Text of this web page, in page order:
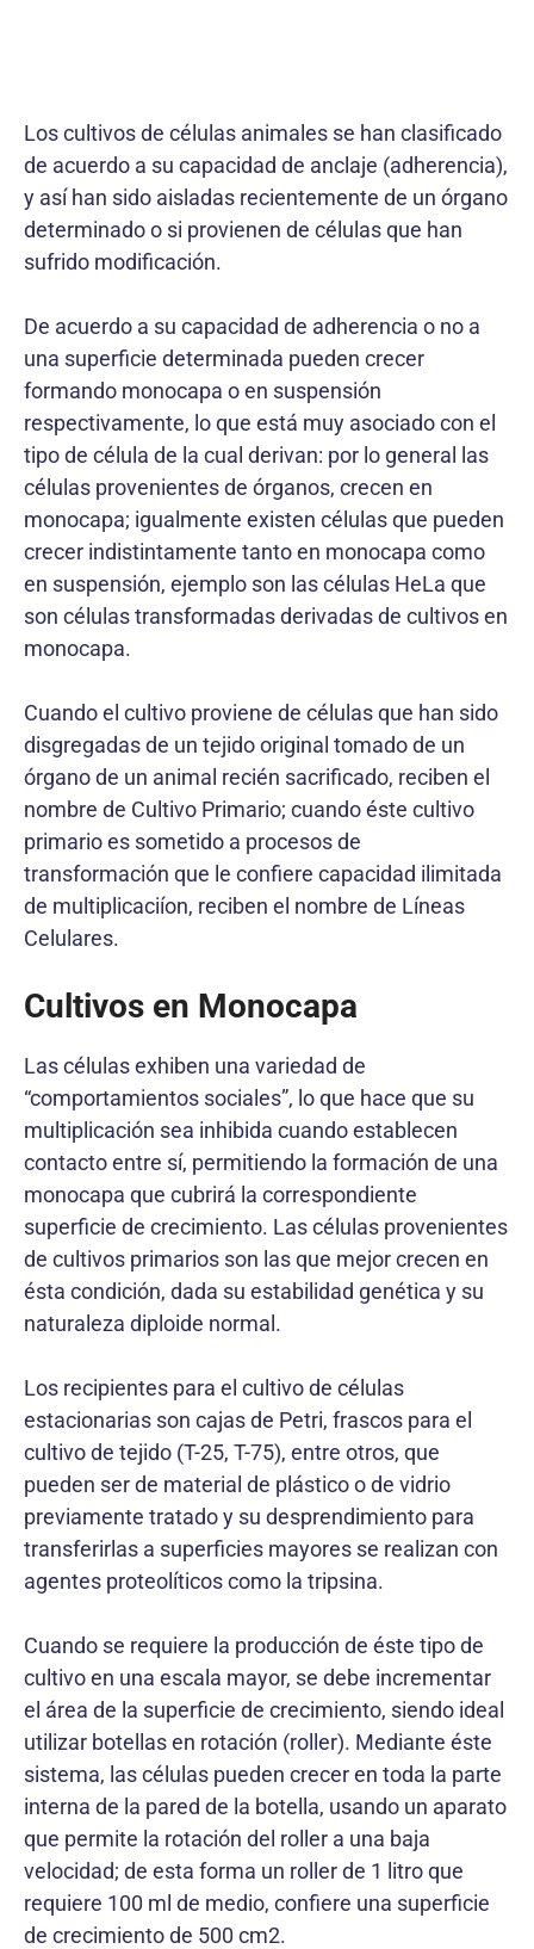
Los cultivos de células animales se han clasificado
de acuerdo a su capacidad de anclaje (adherencia),
y así han sido aisladas recientemente de un órgano
determinado o si provienen de células que han
sufrido modificación.
De acuerdo a su capacidad de adherencia o no a
una superficie determinada pueden crecer
formando monocapa o en suspensión
respectivamente, lo que está muy asociado con el
tipo de célula de la cual derivan: por lo general las
células provenientes de órganos, crecen en
monocapa; igualmente existen células que pueden
crecer indistintamente tanto en monocapa como
en suspensión, ejemplo son las células HeLa que
son células transformadas derivadas de cultivos en
monocapa.
Cuando el cultivo proviene de células que han sido
disgregadas de un tejido original tomado de un
órgano de un animal recién sacrificado, reciben el
nombre de Cultivo Primario; cuando éste cultivo
primario es sometido a procesos de
transformación que le confiere capacidad ilimitada
de multiplicaciíon, reciben el nombre de Líneas
Celulares.
Cultivos en Monocapa
Las células exhiben una variedad de
“comportamientos sociales”, lo que hace que su
multiplicación sea inhibida cuando establecen
contacto entre sí, permitiendo la formación de una
monocapa que cubrirá la correspondiente
superficie de crecimiento. Las células provenientes
de cultivos primarios son las que mejor crecen en
ésta condición, dada su estabilidad genética y su
naturaleza diploide normal.
Los recipientes para el cultivo de células
estacionarias son cajas de Petri, frascos para el
cultivo de tejido (T-25, T-75), entre otros, que
pueden ser de material de plástico o de vidrio
previamente tratado y su desprendimiento para
transferirlas a superficies mayores se realizan con
agentes proteolíticos como la tripsina.
Cuando se requiere la producción de éste tipo de
cultivo en una escala mayor, se debe incrementar
el área de la superficie de crecimiento, siendo ideal
utilizar botellas en rotación (roller). Mediante éste
sistema, las células pueden crecer en toda la parte
interna de la pared de la botella, usando un aparato
que permite la rotación del roller a una baja
velocidad; de esta forma un roller de 1 litro que
requiere 100 ml de medio, confiere una superficie
de crecimiento de 500 cm2.